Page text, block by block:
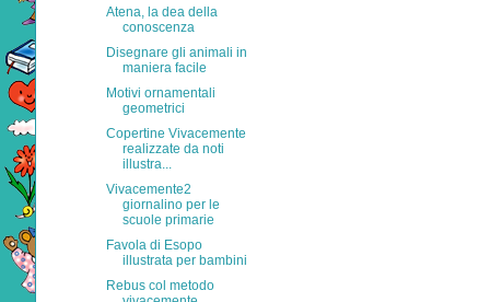
Atena, la dea della
conoscenza
Disegnare gli animali in
maniera facile
Motivi ornamentali
geometrici
Copertine Vivacemente
realizzate da noti
illustra...
Vivacemente2
giornalino per le
scuole primarie
Favola di Esopo
illustrata per bambini
Rebus col metodo